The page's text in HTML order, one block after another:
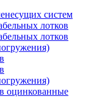
систем
лотков
лотков
оцинкованные